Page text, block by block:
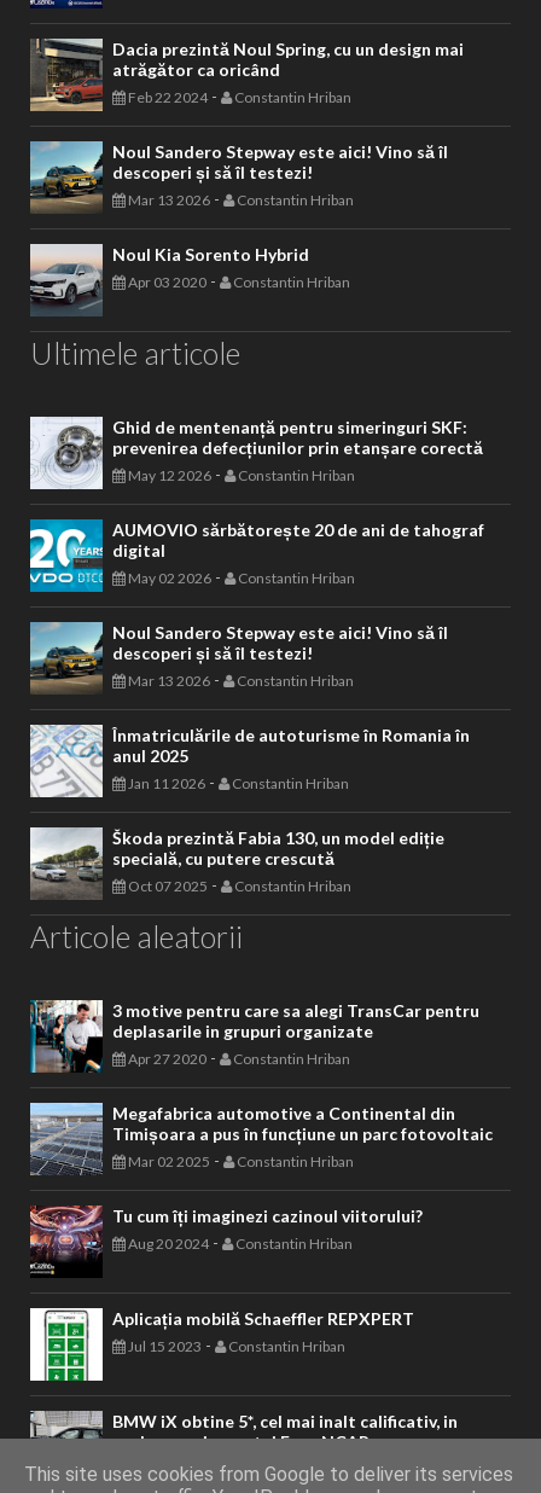
Dacia prezintă Noul Spring, cu un design mai
atrăgător ca oricând
Feb 22 2024- Constantin Hriban
Noul Sandero Stepway este aici! Vino să îl
descoperi și să îl testezi!
Mar 13 2026 - Constantin Hriban
Noul Kia Sorento Hybrid
Apr 03 2020 - Constantin Hriban
Ultimele articole
Ghid de mentenanță pentru simeringuri SKF:
prevenirea defecțiunilor prin etanșare corectă
May 12 2026 - Constantin Hriban
AUMOVIO sărbătorește 20 de ani de tahograf
digital
May 02 2026 - Constantin Hriban
Noul Sandero Stepway este aici! Vino să îl
descoperi și să îl testezi!
Mar 13 2026 - Constantin Hriban
Înmatriculările de autoturisme în Romania în
anul 2025
Jan 11 2026 - Constantin Hriban
Škoda prezintă Fabia 130, un model ediție
specială, cu putere crescută
Oct 07 2025 - Constantin Hriban
Articole aleatorii
3 motive pentru care sa alegi TransCar pentru
deplasarile in grupuri organizate
Apr 27 2020 - Constantin Hriban
Megafabrica automotive a Continental din
Timișoara a pus în funcțiune un parc fotovoltaic
Mar 02 2025 - Constantin Hriban
Tu cum îți imaginezi cazinoul viitorului?
Aug 20 2024- Constantin Hriban
Aplicația mobilă Schaeffler REPXPERT
Jul 15 2023 - Constantin Hriban
BMW iX obtine 5*, cel mai inalt calificativ, in
evaluarea sigurantei Euro NCAP
Dec 08 2021- Constantin Hriban
This site uses cookies from Google to deliver its services